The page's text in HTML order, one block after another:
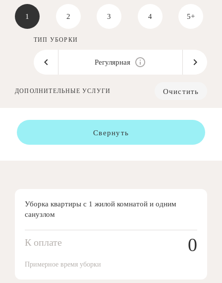
1 2 3 4 5+
ТИП УБОРКИ
Регулярная
ДОПОЛНИТЕЛЬНЫЕ УСЛУГИ Очистить
Свернуть
Уборка квартиры с 1 жилой комнатой и одним
санузлом
К оплате 0
Примерное время уборки